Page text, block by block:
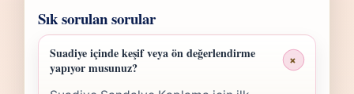
Sık sorulan sorular
Suadiye içinde keşif veya ön değerlendirme
yapıyor musunuz?
+